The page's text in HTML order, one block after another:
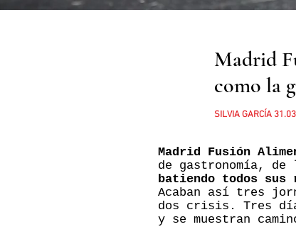
Madrid
como la
SILVIA GARCÍA
Madrid Fusión
de gastronomía,
batiendo todos sus
Acaban así tres
dos crisis. Tres
y se muestran